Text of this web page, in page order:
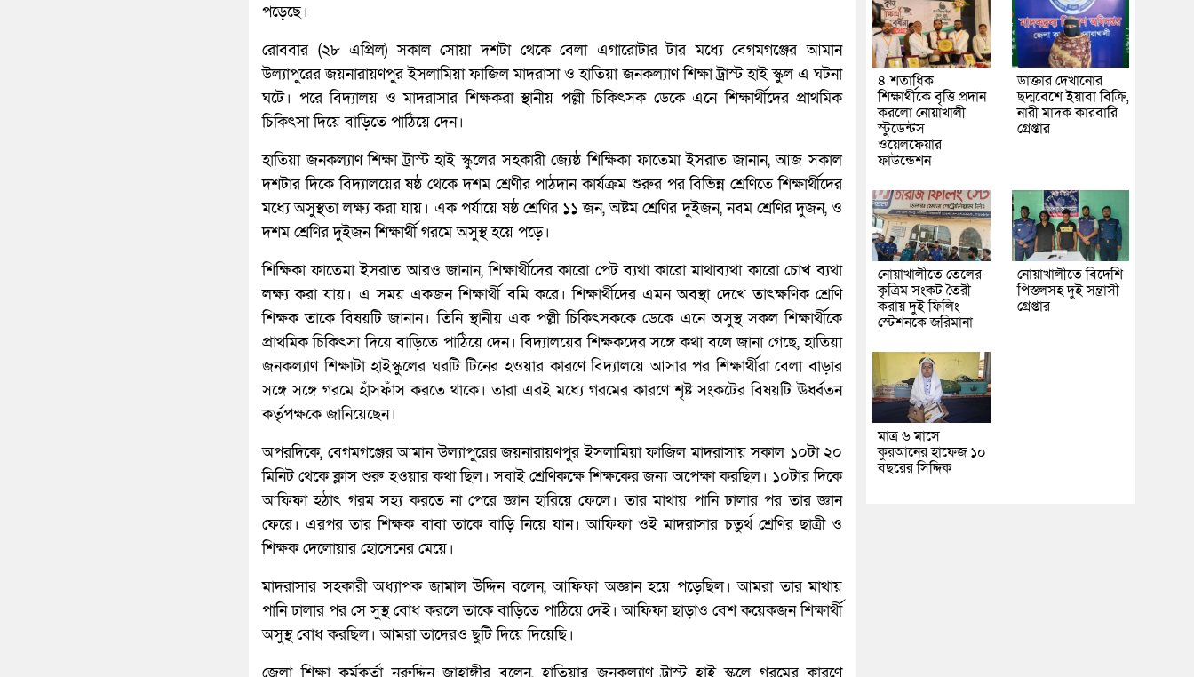
পড়েছে।
রোববার (২৮ এপ্রিল) সকাল সোয়া দশটা থেকে বেলা এগারোটার টার মধ্যে বেগমগঞ্জের আমান
উল্যাপুরের জয়নারায়ণপুর ইসলামিয়া ফাজিল মাদরাসা ও হাতিয়া জনকল্যাণ শিক্ষা ট্রাস্ট হাই স্কুল এ ঘটনা
ঘটে। পরে বিদ্যালয় ও মাদরাসার শিক্ষকরা স্থানীয় পল্লী চিকিৎসক ডেকে এনে শিক্ষার্থীদের প্রাথমিক
চিকিৎসা দিয়ে বাড়িতে পাঠিয়ে দেন।
হাতিয়া জনকল্যাণ শিক্ষা ট্রাস্ট হাই স্কুলের সহকারী জ্যেষ্ঠ শিক্ষিকা ফাতেমা ইসরাত জানান, আজ সকাল
দশটার দিকে বিদ্যালয়ের ষষ্ঠ থেকে দশম শ্রেণীর পাঠদান কার্যক্রম শুরুর পর বিভিন্ন শ্রেণিতে শিক্ষার্থীদের
মধ্যে অসুস্থতা লক্ষ্য করা যায়। এক পর্যায়ে ষষ্ঠ শ্রেণির ১১ জন, অষ্টম শ্রেণির দুইজন, নবম শ্রেণির দুজন, ও
দশম শ্রেণির দুইজন শিক্ষার্থী গরমে অসুস্থ হয়ে পড়ে।
শিক্ষিকা ফাতেমা ইসরাত আরও জানান, শিক্ষার্থীদের কারো পেট ব্যথা কারো মাথাব্যথা কারো চোখ ব্যথা
লক্ষ্য করা যায়। এ সময় একজন শিক্ষার্থী বমি করে। শিক্ষার্থীদের এমন অবস্থা দেখে তাৎক্ষণিক শ্রেণি
শিক্ষক তাকে বিষয়টি জানান। তিনি স্থানীয় এক পল্লী চিকিৎসককে ডেকে এনে অসুস্থ সকল শিক্ষার্থীকে
প্রাথমিক চিকিৎসা দিয়ে বাড়িতে পাঠিয়ে দেন। বিদ্যালয়ের শিক্ষকদের সঙ্গে কথা বলে জানা গেছে, হাতিয়া
জনকল্যাণ শিক্ষাটা হাইস্কুলের ঘরটি টিনের হওয়ার কারণে বিদ্যালয়ে আসার পর শিক্ষার্থীরা বেলা বাড়ার
সঙ্গে সঙ্গে গরমে হাঁসফাঁস করতে থাকে। তারা এরই মধ্যে গরমের কারণে শৃষ্ট সংকটের বিষয়টি ঊর্ধ্বতন
কর্তৃপক্ষকে জানিয়েছেন।
অপরদিকে, বেগমগঞ্জের আমান উল্যাপুরের জয়নারায়ণপুর ইসলামিয়া ফাজিল মাদরাসায় সকাল ১০টা ২০
মিনিট থেকে ক্লাস শুরু হওয়ার কথা ছিল। সবাই শ্রেণিকক্ষে শিক্ষকের জন্য অপেক্ষা করছিল। ১০টার দিকে
আফিফা হঠাৎ গরম সহ্য করতে না পেরে জ্ঞান হারিয়ে ফেলে। তার মাথায় পানি ঢালার পর তার জ্ঞান
ফেরে। এরপর তার শিক্ষক বাবা তাকে বাড়ি নিয়ে যান। আফিফা ওই মাদরাসার চতুর্থ শ্রেণির ছাত্রী ও
শিক্ষক দেলোয়ার হোসেনের মেয়ে।
মাদরাসার সহকারী অধ্যাপক জামাল উদ্দিন বলেন, আফিফা অজ্ঞান হয়ে পড়েছিল। আমরা তার মাথায়
পানি ঢালার পর সে সুস্থ বোধ করলে তাকে বাড়িতে পাঠিয়ে দেই। আফিফা ছাড়াও বেশ কয়েকজন শিক্ষার্থী
অসুস্থ বোধ করছিল। আমরা তাদেরও ছুটি দিয়ে দিয়েছি।
৪ শতাধিক
শিক্ষার্থীকে বৃত্তি প্রদান
করলো নোয়াখালী
স্টুডেন্টস
ওয়েলফেয়ার
ফাউন্ডেশন
ডাক্তার দেখানোর
ছদ্মবেশে ইয়াবা বিক্রি,
নারী মাদক কারবারি
গ্রেপ্তার
নোয়াখালীতে তেলের
কৃত্রিম সংকট তৈরী
করায় দুই ফিলিং
স্টেশনকে জরিমানা
নোয়াখালীতে বিদেশি
পিস্তলসহ দুই সন্ত্রাসী
গ্রেপ্তার
মাত্র ৬ মাসে
কুরআনের হাফেজ ১০
বছরের সিদ্দিক